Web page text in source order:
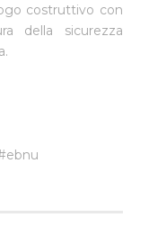
costruttivo con
della sicurezza